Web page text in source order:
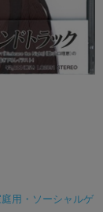
用・ソーシャルゲ